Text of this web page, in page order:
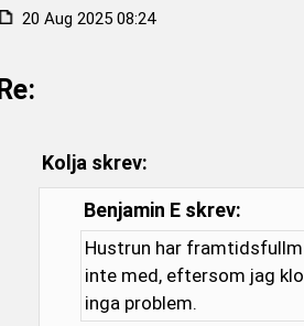
20 Aug 2025 08:24
Re:
Kolja skrev:
Benjamin E skrev:
Hustrun har
inte med, eftersom jag
inga problem.